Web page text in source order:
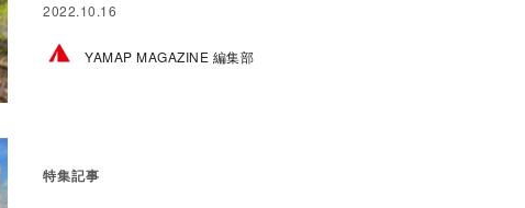
2022.10.16
YAMAP MAGAZINE 編集部
特集記事